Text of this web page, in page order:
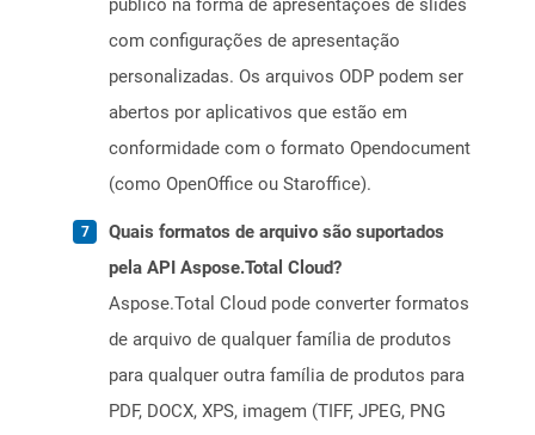
público na forma de apresentações de slides
com configurações de apresentação
personalizadas. Os arquivos ODP podem ser
abertos por aplicativos que estão em
conformidade com o formato Opendocument
(como OpenOffice ou Staroffice).
Quais formatos de arquivo são suportados
pela API Aspose.Total Cloud?
Aspose.Total Cloud pode converter formatos
de arquivo de qualquer família de produtos
para qualquer outra família de produtos para
PDF, DOCX, XPS, imagem (TIFF, JPEG, PNG